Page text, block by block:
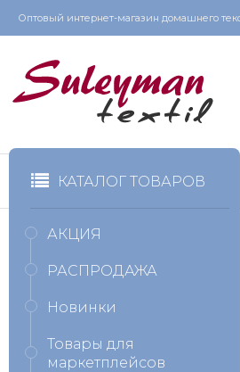
Оптовый интернет-магазин домашнего
КАТАЛОГ ТОВАРОВ
АКЦИЯ
РАСПРОДАЖА
Новинки
Товары для
маркетплейсов